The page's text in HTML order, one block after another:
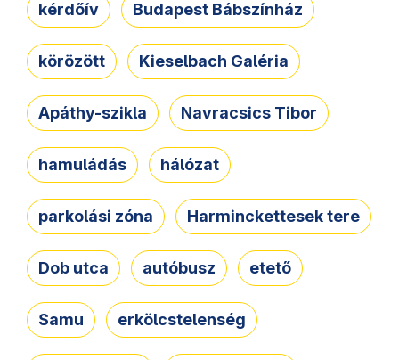
kérdőív Budapest Bábszínház
körözött Kieselbach Galéria
Apáthy-szikla Navracsics Tibor
hamuládás hálózat
parkolási zóna Harminckettesek tere
Dob utca autóbusz etető
Samu erkölcstelenség